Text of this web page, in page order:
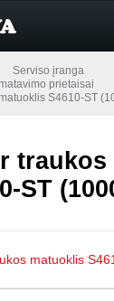
Serviso įranga
prietaisai
S4610-ST
ST